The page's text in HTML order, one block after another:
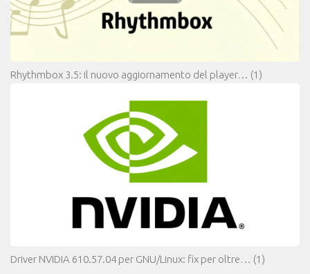
Rhythmbox 3.5: il nuovo aggiornamento del player… (1)
Driver NVIDIA 610.57.04 per GNU/Linux: fix per oltre… (1)